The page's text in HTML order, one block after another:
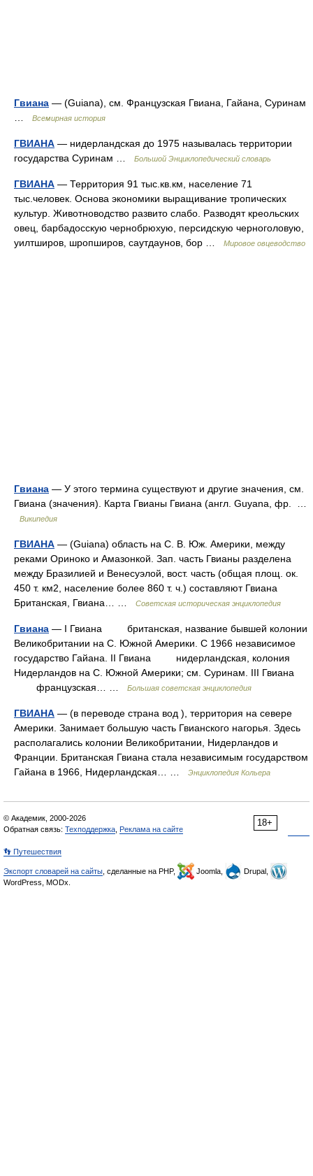
Гвиана — (Guiana), см. Французская Гвиана, Гайана, Суринам
Всемирная история
ГВИАНА — нидерландская до 1975 называлась территории
государства Суринам …
Большой Энциклопедический словарь
ГВИАНА — Территория 91 тыс.кв.км, население 71
тыс.человек. Основа экономики выращивание тропических
культур. Животноводство развито слабо. Разводят креольских
овец, барбадосскую чернобрюхую, персидскую черноголовую,
уилтширов, шропширов, саутдаунов, бор …
Мировое овцеводство
Гвиана — У этого термина существуют и другие значения, см.
Гвиана (значения). Карта Гвианы Гвиана (англ. Guyana, фр. …
Википедия
ГВИАНА — (Guiana) область на С. В. Юж. Америки, между
реками Ориноко и Амазонкой. Зап. часть Гвианы разделена
между Бразилией и Венесуэлой, вост. часть (общая площ. ок.
450 т. км2, население более 860 т. ч.) составляют Гвиана
Британская, Гвиана… …
Советская историческая энциклопедия
Гвиана — I Гвиана британская, название бывшей колонии
Великобритании на С. Южной Америки. С 1966 независимое
государство Гайана. II Гвиана нидерландская, колония
Нидерландов на С. Южной Америки; см. Суринам. III Гвиана
французская… …
Большая советская энциклопедия
ГВИАНА — (в переводе страна вод ), территория на севере
Америки. Занимает большую часть Гвианского нагорья. Здесь
располагались колонии Великобритании, Нидерландов и
Франции. Британская Гвиана стала независимым государством
Гайана в 1966, Нидерландская… …
Энциклопедия Кольера
18+
© Академик, 2000-2026
Обратная связь: Техподдержка Реклама на сайте
👣 Путешествия
Экспорт словарей на сайты , сделанные на PHP, Joomla,
Drupal,
WordPress, MODx.